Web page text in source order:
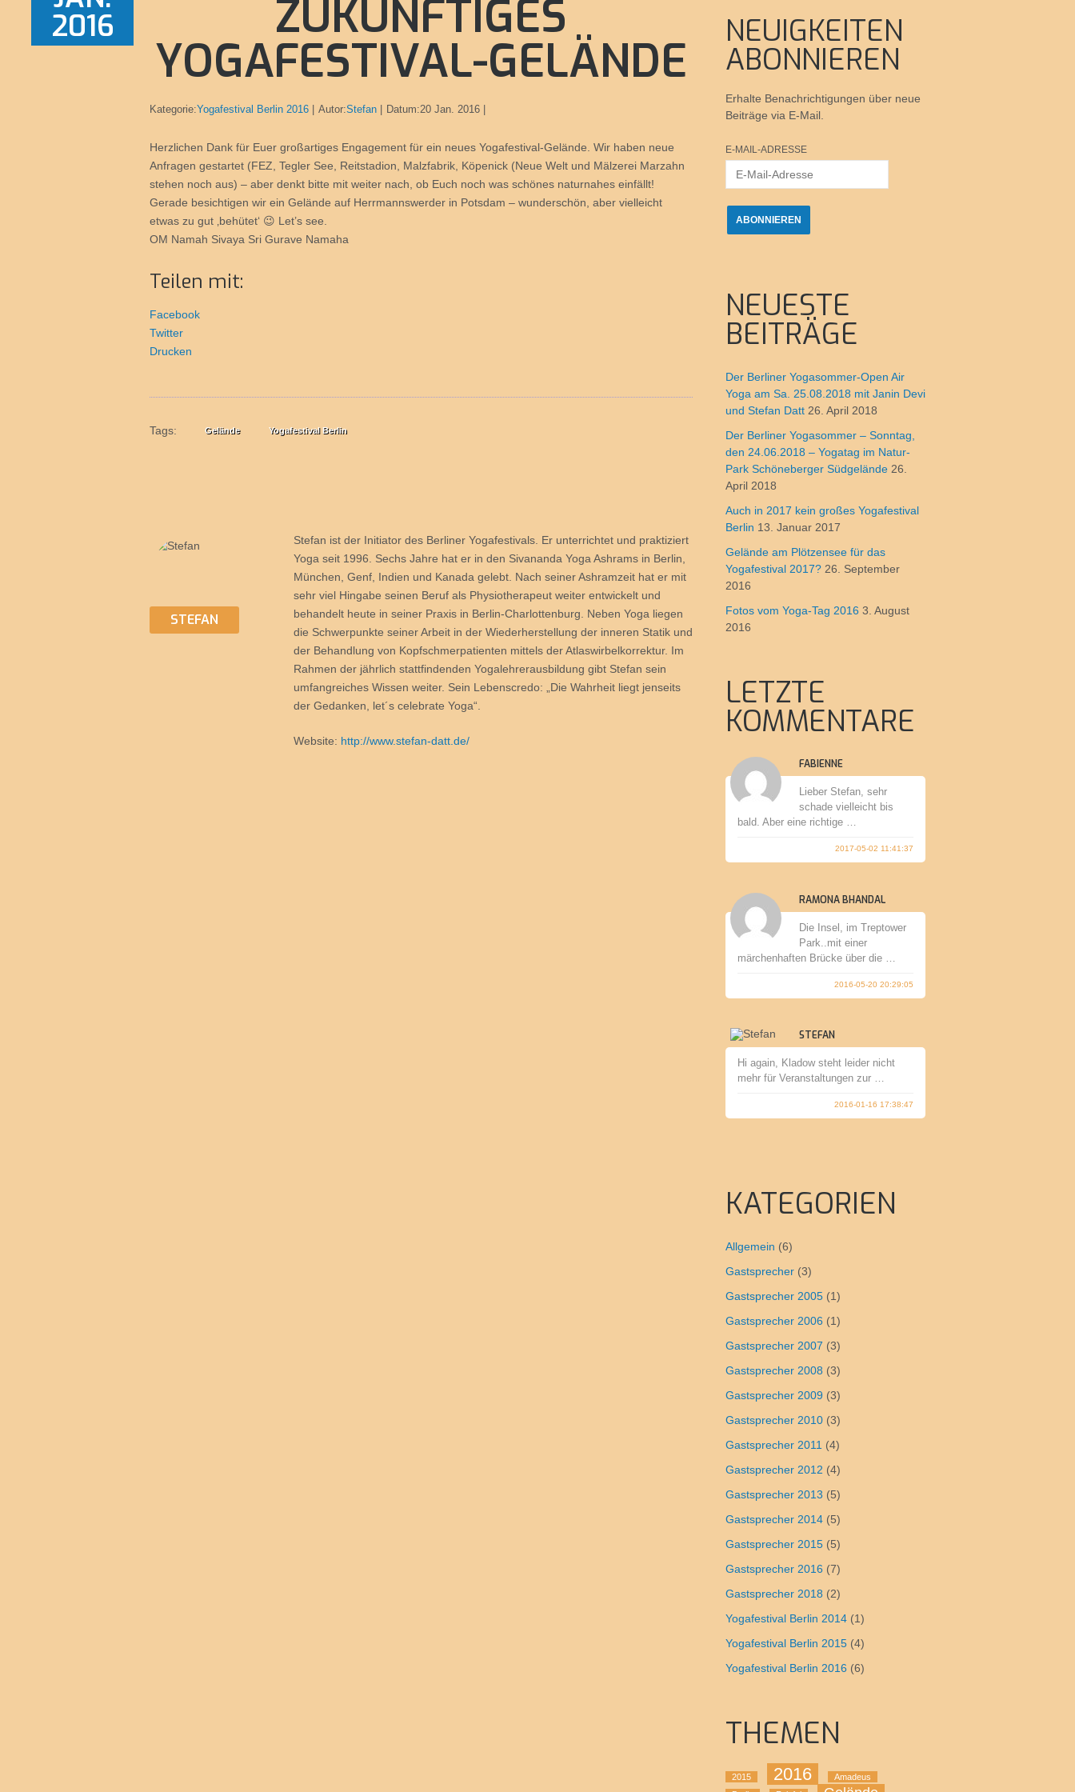
2016 ZUKÜNFTIGES
YOGAFESTIVAL-GELÄNDE
Kategorie:Yogafestival Berlin 2016 Autor:Stefan Datum:20 Jan. 2016
Herzlichen Dank für Euer großartiges Engagement für ein neues Yogafestival-Gelände. Wir haben neue
Anfragen gestartet (FEZ, Tegler See, Reitstadion, Malzfabrik, Köpenick (Neue Welt und Mälzerei Marzahn
stehen noch aus) – aber denkt bitte mit weiter nach, ob Euch noch was schönes naturnahes einfällt!
Gerade besichtigen wir ein Gelände auf Herrmannswerder in Potsdam – wunderschön, aber vielleicht
etwas zu gut ‚behütet‘ 😉 Let’s see.
OM Namah Sivaya Sri Gurave Namaha
Teilen mit:
Facebook
Twitter
Drucken
Tags: Gelände Yogafestival Berlin
STEFAN
Stefan ist der Initiator des Berliner Yogafestivals. Er unterrichtet und praktiziert
Yoga seit 1996. Sechs Jahre hat er in den Sivananda Yoga Ashrams in Berlin,
München, Genf, Indien und Kanada gelebt. Nach seiner Ashramzeit hat er mit
sehr viel Hingabe seinen Beruf als Physiotherapeut weiter entwickelt und
behandelt heute in seiner Praxis in Berlin-Charlottenburg. Neben Yoga liegen
die Schwerpunkte seiner Arbeit in der Wiederherstellung der inneren Statik und
der Behandlung von Kopfschmerpatienten mittels der Atlaswirbelkorrektur. Im
Rahmen der jährlich stattfindenden Yogalehrerausbildung gibt Stefan sein
umfangreiches Wissen weiter. Sein Lebenscredo: „Die Wahrheit liegt jenseits
der Gedanken, let´s celebrate Yoga“.
Website: http://www.stefan-datt.de/
NEUIGKEITEN
ABONNIEREN
Erhalte Benachrichtigungen über neue
Beiträge via E-Mail.
E-MAIL-ADRESSE
ABONNIEREN
NEUESTE
BEITRÄGE
Der Berliner Yogasommer-Open Air
Yoga am Sa. 25.08.2018 mit Janin Devi
und Stefan Datt 26. April 2018
Der Berliner Yogasommer – Sonntag,
den 24.06.2018 – Yogatag im Natur-
Park Schöneberger Südgelände 26.
April 2018
Auch in 2017 kein großes Yogafestival
Berlin 13. Januar 2017
Gelände am Plötzensee für das
Yogafestival 2017? 26. September
2016
Fotos vom Yoga-Tag 2016 3. August
2016
LETZTE
KOMMENTARE
FABIENNE
Lieber Stefan, sehr
schade vielleicht bis
bald. Aber eine richtige …
2017-05-02 11:41:37
RAMONA BHANDAL
Die Insel, im Treptower
Park..mit einer
märchenhaften Brücke über die …
2016-05-20 20:29:05
STEFAN
Hi again, Kladow steht leider nicht
mehr für Veranstaltungen zur …
2016-01-16 17:38:47
KATEGORIEN
Allgemein (6)
Gastsprecher (3)
Gastsprecher 2005 (1)
Gastsprecher 2006 (1)
Gastsprecher 2007 (3)
Gastsprecher 2008 (3)
Gastsprecher 2009 (3)
Gastsprecher 2010 (3)
Gastsprecher 2011 (4)
Gastsprecher 2012 (4)
Gastsprecher 2013 (5)
Gastsprecher 2014 (5)
Gastsprecher 2015 (5)
Gastsprecher 2016 (7)
Gastsprecher 2018 (2)
Yogafestival Berlin 2014 (1)
Yogafestival Berlin 2015 (4)
Yogafestival Berlin 2016 (6)
THEMEN
2015 2016
Amadeus